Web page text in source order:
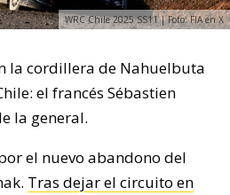
WRC Chile 2025 SS11 | Foto: FIA en X
la cordillera de Nahuelbuta
el francés Sébastien
la general.
el nuevo abandono del
Tras dejar el circuito en